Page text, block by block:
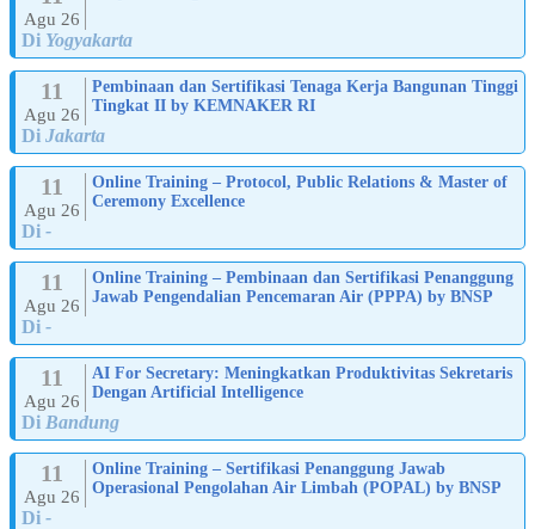
Agu 26
Di Yogyakarta
11
Agu 26
Pembinaan dan Sertifikasi Tenaga Kerja Bangunan Tinggi
Tingkat II by KEMNAKER RI
Di Jakarta
11
Agu 26
Online Training – Protocol, Public Relations & Master of
Ceremony Excellence
Di -
11
Agu 26
Online Training – Pembinaan dan Sertifikasi Penanggung
Jawab Pengendalian Pencemaran Air (PPPA) by BNSP
Di -
11
Agu 26
AI For Secretary: Meningkatkan Produktivitas Sekretaris
Dengan Artificial Intelligence
Di Bandung
11
Agu 26
Online Training – Sertifikasi Penanggung Jawab
Operasional Pengolahan Air Limbah (POPAL) by BNSP
Di -